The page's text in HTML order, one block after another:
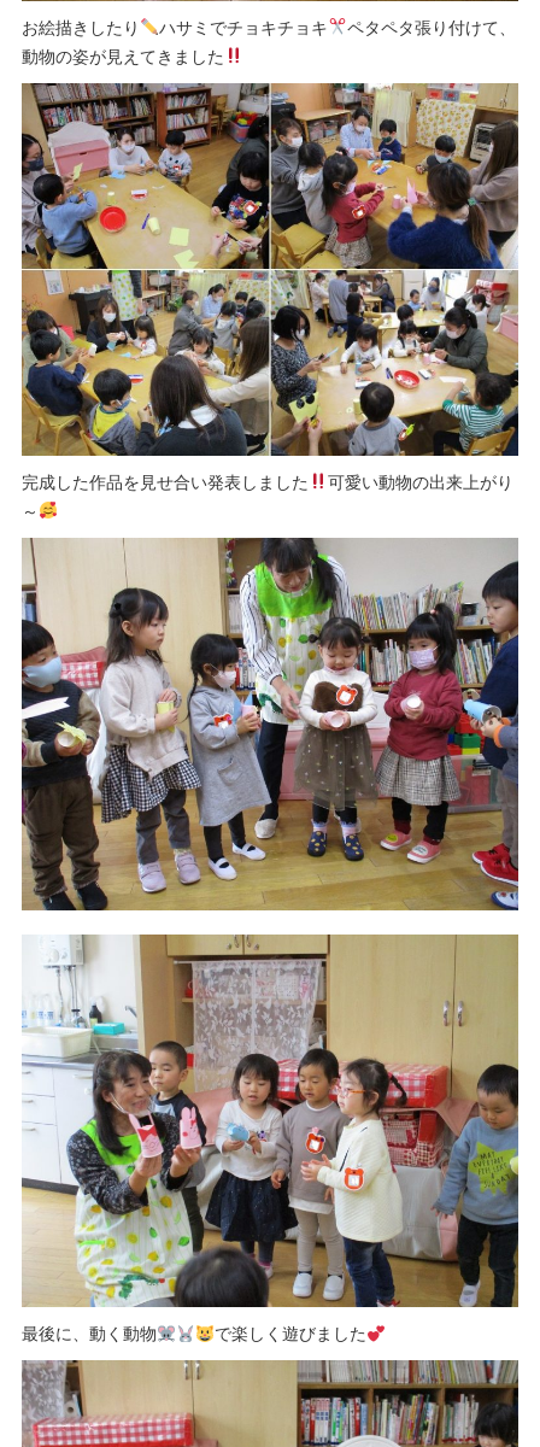
お絵描きしたり ハサミでチョキチョキ
ペタペタ張り付けて、
動物の姿が見えてきました
完成した作品を見せ合い発表しました
可愛い動物の出来上がり
～
最後に、動く動物 で楽しく遊びました